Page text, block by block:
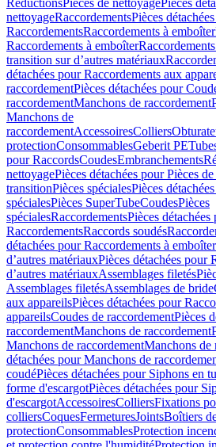
RéductionsPièces de nettoyagePièces
nettoyageRaccordementsPièces
RaccordementsRaccordements à emboîter
Raccordements à emboîter
transition sur d’autres matériaux
détachées pour Raccordements aux
raccordementPièces détachées pour
raccordementManchons de raccordement
Manchons de
raccordementAccessoiresColliers
protectionConsommablesGeberit PE
pour RaccordsCoudesEmbranchements
nettoyagePièces détachées pour Pièces
transitionPièces spécialesPièces
spécialesPièces SuperTubeCoudesPièces
spécialesRaccordementsPièces détachées
RaccordementsRaccords soudés
détachées pour Raccordements à emboîter
d’autres matériauxPièces détachées pour
d’autres matériauxAssemblages filetés
Assemblages filetésAssemblages de bride
aux appareilsPièces détachées pour
appareilsCoudes de raccordementPièces
raccordementManchons de raccordement
Manchons de raccordementManchons de
détachées pour Manchons de
coudéPièces détachées pour Siphons en
forme d'escargotPièces détachées pour
d'escargotAccessoiresColliersFixations
colliersCoquesFermeturesJointsBoîtiers
protectionConsommablesProtection